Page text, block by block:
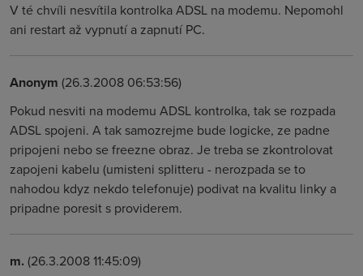
V té chvíli nesvítila kontrolka ADSL na modemu. Nepomohl
ani restart až vypnutí a zapnutí PC.
Anonym (26.3.2008 06:53:56)
Pokud nesviti na modemu ADSL kontrolka, tak se rozpada
ADSL spojeni. A tak samozrejme bude logicke, ze padne
pripojeni nebo se freezne obraz. Je treba se zkontrolovat
zapojeni kabelu (umisteni splitteru - nerozpada se to
nahodou kdyz nekdo telefonuje) podivat na kvalitu linky a
pripadne poresit s providerem.
m. (26.3.2008 11:45:09)